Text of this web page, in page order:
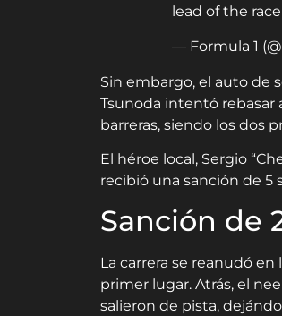
lead of the
— Formula 1
Sin embargo, el auto de
Tsunoda intentó rebasar
barreras, siendo los dos
El héroe local, Sergio
recibió una sanción de 5
Sanción de
La carrera se reanudó
primer lugar. Atrás, el
salieron de pista,